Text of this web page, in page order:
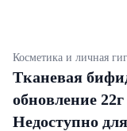
Косметика и личная
Тканевая
обновление
Недоступно